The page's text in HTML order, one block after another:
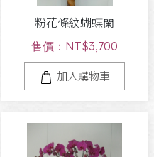
粉花條紋蝴蝶蘭
售價：NT$3,700
加入購物車